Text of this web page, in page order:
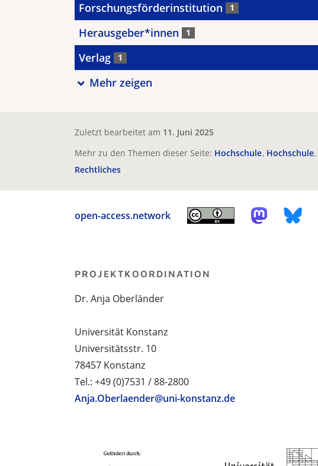
Forschungsförderinstitution 1
Herausgeber*innen 1
Verlag 1
Mehr zeigen
Zuletzt bearbeitet am 11. Juni 2025
Mehr zu den Themen dieser Seite: Hochschule Hochschule
Rechtliches
open-access.network
PROJEKTKOORDINATION
Dr. Anja Oberländer
Universität Konstanz
Universitätsstr. 10
78457 Konstanz
Tel.: +49 (0)7531 / 88-2800
Anja.Oberlaender@uni-konstanz.de